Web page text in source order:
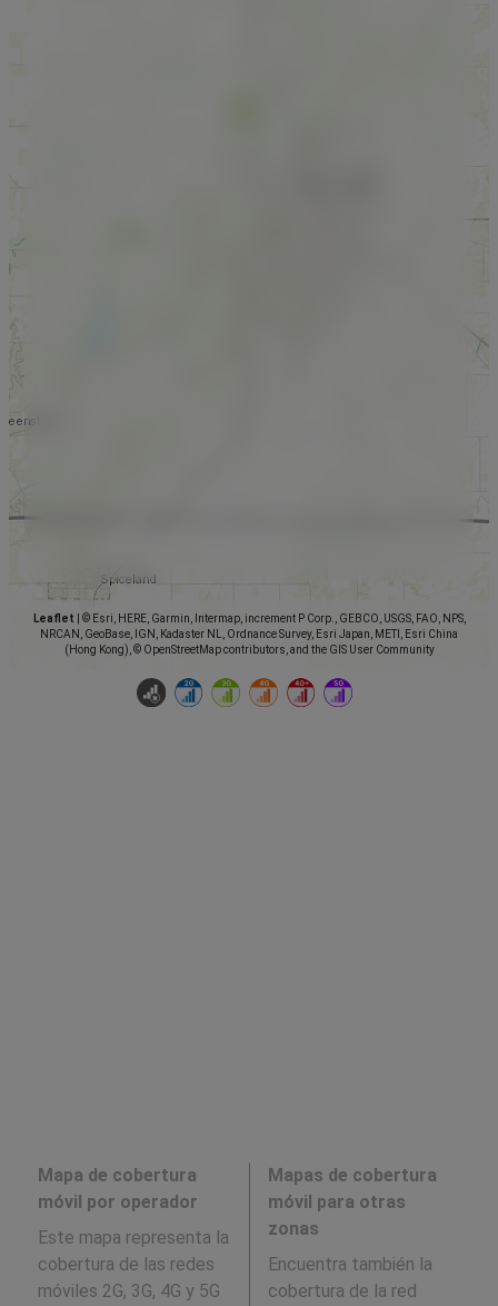
Leaflet
© Esri, HERE, Garmin, Intermap, increment P Corp., GEBCO, USGS, FAO, NPS,
NRCAN, GeoBase, IGN, Kadaster NL, Ordnance Survey, Esri Japan, METI, Esri China
(Hong Kong), © OpenStreetMap contributors, and the GIS User Community
Mapa de cobertura
móvil por operador
Este mapa representa la
cobertura de las redes
móviles 2G, 3G, 4G y 5G
Mapas de cobertura
móvil para otras
zonas
Encuentra también la
cobertura de la red